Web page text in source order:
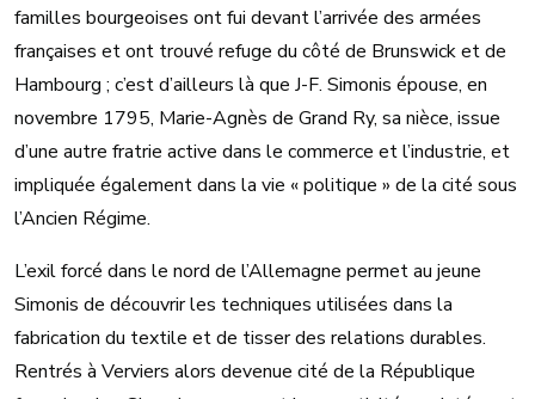
familles bourgeoises ont fui devant l’arrivée des armées
françaises et ont trouvé refuge du côté de Brunswick et de
Hambourg ; c’est d’ailleurs là que J-F. Simonis épouse, en
novembre 1795, Marie-Agnès de Grand Ry, sa nièce, issue
d’une autre fratrie active dans le commerce et l’industrie, et
impliquée également dans la vie « politique » de la cité sous
l’Ancien Régime.
L’exil forcé dans le nord de l’Allemagne permet au jeune
Simonis de découvrir les techniques utilisées dans la
fabrication du textile et de tisser des relations durables.
Rentrés à Verviers alors devenue cité de la République